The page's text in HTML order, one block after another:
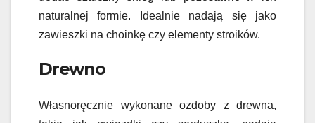
naturalnej formie. Idealnie nadają się jako
zawieszki na choinkę czy elementy stroików.
Drewno
Własnoręcznie wykonane ozdoby z drewna,